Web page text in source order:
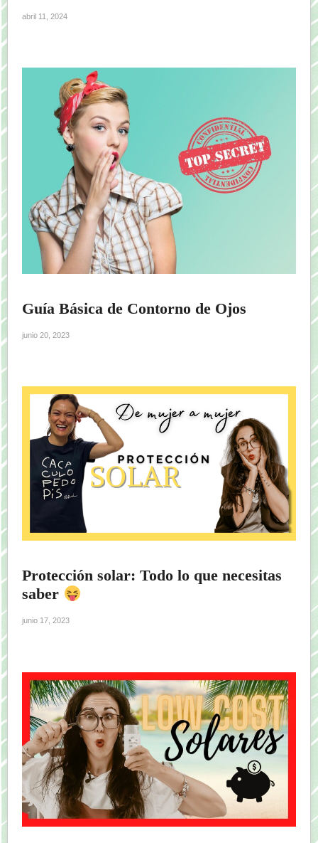
abril 11, 2024
Guía Básica de Contorno de Ojos
junio 20, 2023
Protección solar: Todo lo que necesitas
saber
junio 17, 2023